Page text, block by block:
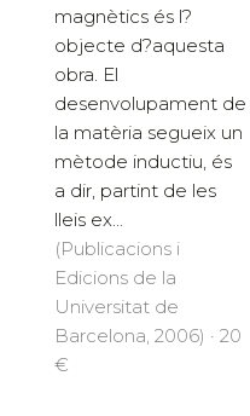
magnètics és l?
objecte d?aquesta
obra. El
desenvolupament de
la matèria segueix un
mètode inductiu, és
a dir, partint de les
lleis ex...
(Publicacions i
Edicions de la
Universitat de
Barcelona, 2006) · 20
€